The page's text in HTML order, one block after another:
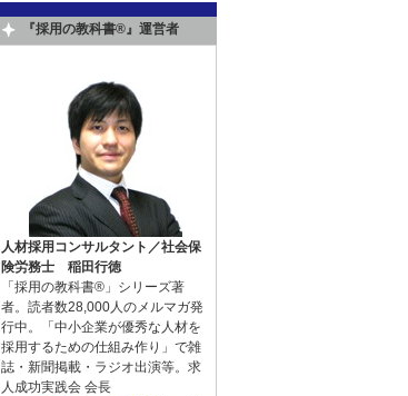
『採用の教科書®』運営者
人材採用コンサルタント／社会保
険労務士 稲田行徳
「採用の教科書®」シリーズ著
者。読者数28,000人のメルマガ発
行中。「中小企業が優秀な人材を
採用するための仕組み作り」で雑
誌・新聞掲載・ラジオ出演等。求
人成功実践会 会長